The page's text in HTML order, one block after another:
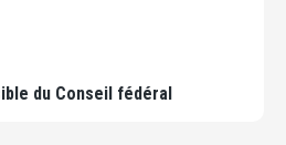
du Conseil fédéral